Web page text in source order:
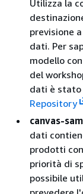
Utilizza la
previsione
dati. Per
modello
del
dati è
Repository
canvas-
dati
prodotti
priorità di
possibile